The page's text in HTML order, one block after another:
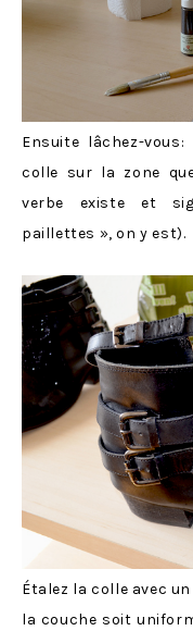
Ensuite lâchez-
colle sur la zone
verbe existe et
paillettes », on y est).
Étalez la colle avec
la couche soit